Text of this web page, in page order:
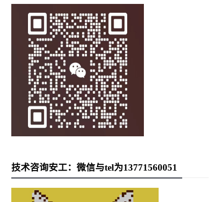
技术咨询安工：微信与tel为13771560051